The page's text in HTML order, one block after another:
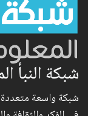
شبكة النبأ
شبكة واسعة